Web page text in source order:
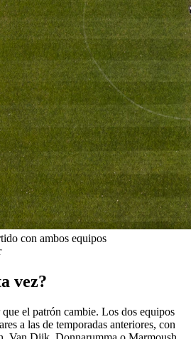
con ambos equipos
vez?
el patrón cambie. Los dos equipos
a las de temporadas anteriores, con